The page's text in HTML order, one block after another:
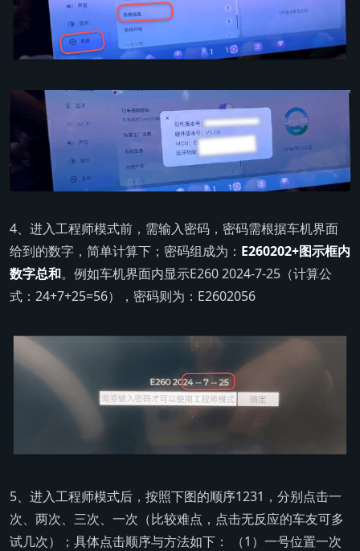
4、进入工程师模式前，需输入密码，密码需根据车机界面
给到的数字，简单计算下；密码组成为： E260202+图示框内
数字总和。例如车机界面内显示E260 2024-7-25（计算公
式：24+7+25=56），密码则为：E2602056
5、进入工程师模式后，按照下图的顺序1231，分别点击一
次、两次、三次、一次（比较难点，点击无反应的车友可多
试几次）；具体点击顺序与方法如下： （1）一号位置一次